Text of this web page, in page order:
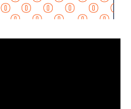
Luis Potosí.